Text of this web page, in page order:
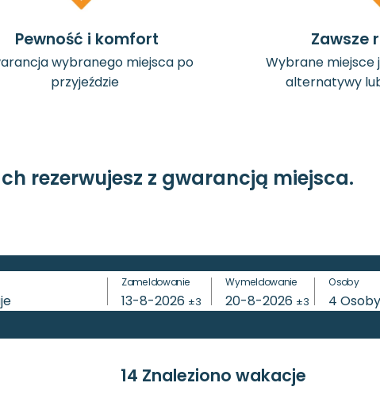
Pewność i komfort
wybranego miejsca po
przyjeździe
Zawsze
Wybrane miejsce
alternatywy
rezerwujesz z gwarancją miejsca.
Zameldowanie
13-8-2026 ±3
Wymeldowanie
20-8-2026 ±3
Osoby
4 Osoby
14 Znaleziono wakacje